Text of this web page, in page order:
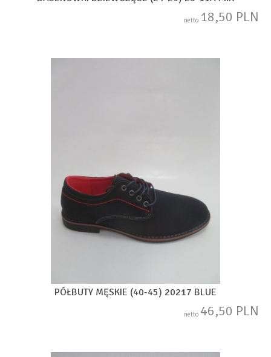
netto 18,50 PLN
PÓŁBUTY MĘSKIE (40-45) 20217 BLUE
netto 46,50 PLN